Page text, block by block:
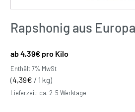
Rapshonig aus Europa
4,39€pro Kilo
Enthält 7% MwSt
(4,39€ / 1 kg)
Lieferzeit: ca. 2-5 Werktage